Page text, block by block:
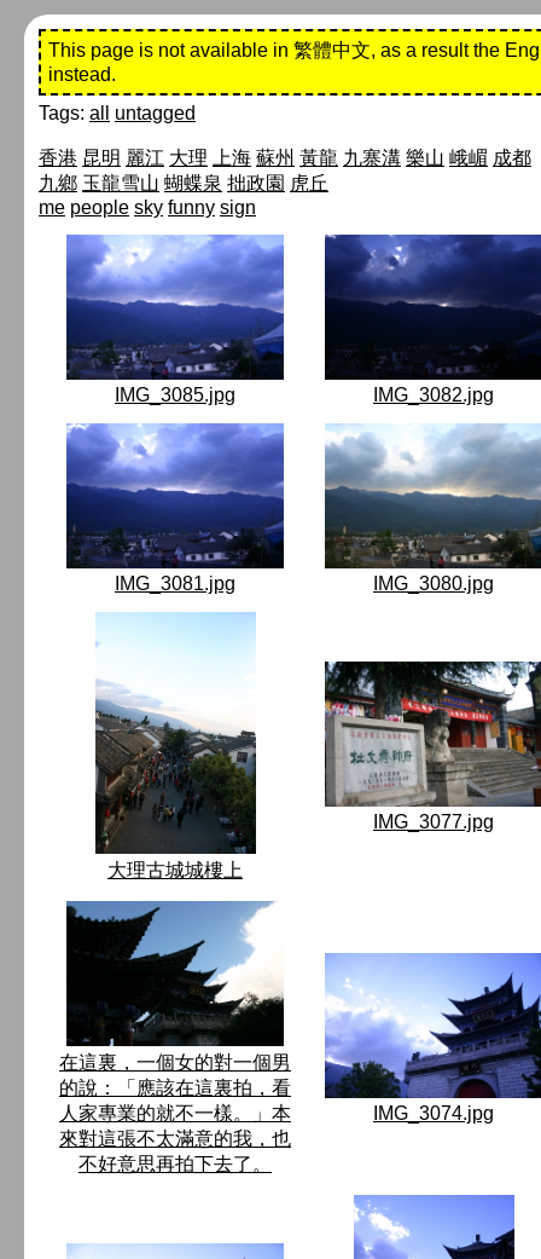
This page is not available in 繁體中文, as a result the
instead.
Tags: all untagged
香港 昆明 麗江 大理 上海 蘇州 黃龍 九寨溝 樂山 峨嵋 成都
九鄉 玉龍雪山 蝴蝶泉 拙政園 虎丘
me people sky funny sign
IMG_3085.jpg IMG_3082.jpg
IMG_3081.jpg IMG_3080.jpg
大理古城城樓上
IMG_3077.jpg
在這裏，一個女的對一個男
的說：「應該在這裏拍，看
人家專業的就不一樣。」本
來對這張不太滿意的我，也
不好意思再拍下去了。
IMG_3074.jpg